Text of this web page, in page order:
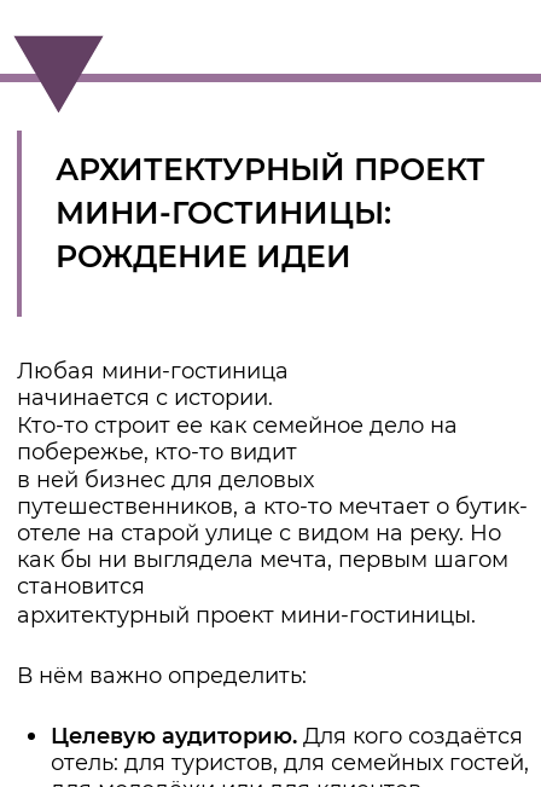
Целевую аудиторию.Для кого создаётся
отель: для туристов, для семейных гостей,
для молодёжи или для клиентов
Это будет городской апарт-
отель, камерный бутик, загородный эко-
Характер.Мини-гостиница должна быть
узнаваемой. Стиль фасада, материалы,
планировка и даже мелкие детали — всё
складывается в единый образ.
В нём важно определить:
ПЛАНИРОВКА МИНИ-
ГОСТИНИЦЫ
ГАРМОНИЯ КОМПАКТНОСТИ
грамотная организация потоков гостей
Мы делим пространство так, чтобы гости
особенно важны:
компактность и комфорт.
— это умение сочетать
Планировка мини-гостиницы
Если в большом отеле можно позволить
себе просторные холлы и длинные
коридоры, то в мини-формате каждый
квадратный метр становится
драгоценным.
: